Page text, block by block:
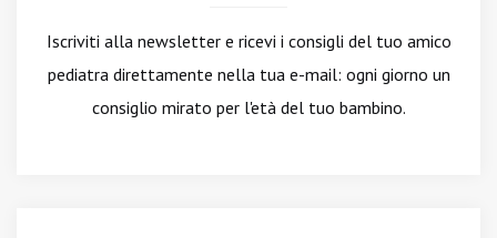
Iscriviti alla newslettere ricevi i consigli del tuo amico
pediatra direttamente nella tua e-mail: ogni giorno un
consiglio mirato per l'età del tuo bambino.